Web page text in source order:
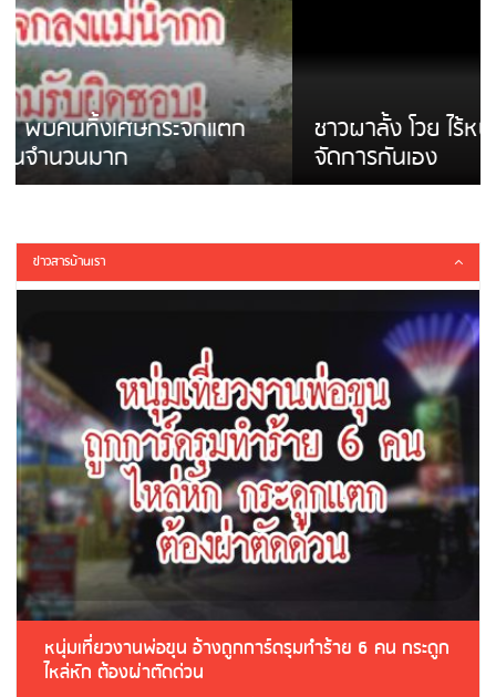
ชาวผาลั้ง โวย ไร้หน่วยงานดูแล ดินสไลด์ ต้อง
จัดการกันเอง
ข่าวสารบ้านเรา
หนุ่มเที่ยวงานพ่อขุน อ้างถูกการ์ดรุมทำร้าย 6 คน กระดูก
ไหล่หัก ต้องผ่าตัดด่วน